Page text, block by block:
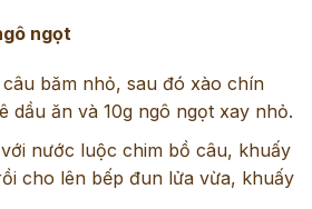
ngọt
băm nhỏ, sau đó xào chín
dầu ăn và 10g ngô ngọt xay nhỏ.
nước luộc chim bồ câu, khuấy
cho lên bếp đun lửa vừa, khuấy